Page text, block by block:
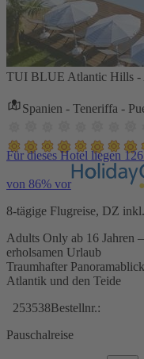
TUI BLUE Atlantic Hills -
Spanien - Teneriffa -
Für dieses Hotel liegen
von 86% vor
8-tägige Flugreise, DZ
Adults Only ab 16 Jahren
erholsamen Urlaub
Traumhafter
Atlantik und den Teide
253538Bestellnr.:
Pauschalreise